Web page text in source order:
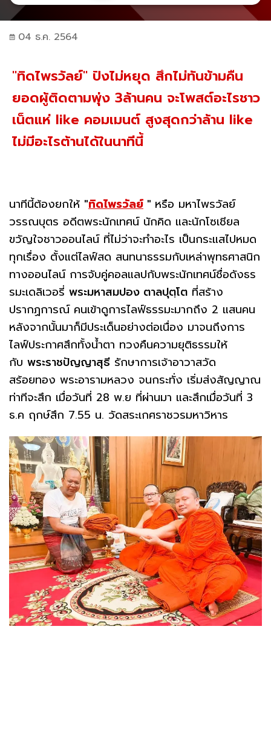
04 ธ.ค. 2564
"ทิดไพรวัลย์" ปังไม่หยุด สึกไม่ทันข้ามคืน
ยอดผู้ติดตามพุ่ง 3ล้านคน จะโพสต์อะไรชาว
เน็ตแห่ like คอมเมนต์ สูงสุดกว่าล้าน like
ไม่มีอะไรต้านได้ในนาทีนี้
นาทีนี้ต้องยกให้ "ทิดไพรวัลย์ " หรือ มหาไพรวัลย์
วรรณบุตร อดีตพระนักเทศน์ นักคิด และนักโซเชียล
ขวัญใจชาวออนไลน์ ที่ไม่ว่าจะทำอะไร เป็นกระแสไปหมด
ทุกเรื่อง ตั้งแต่ไลฟ์สด สนทนาธรรมกับเหล่าพุทธศาสนิก
ทางออนไลน์ การจับคู่คอลแลปกับพระนักเทศน์ชื่อดังธร
รมะเดลิเวอรี่ พระมหาสมปอง ตาลปุตฺโต ที่สร้าง
ปรากฏการณ์ คนเข้าดูการไลฟ์ธรรมะมากถึง 2 แสนคน
หลังจากนั้นมาก็มีประเด็นอย่างต่อเนื่อง มาจนถึงการ
ไลฟ์ประกาศสึกทั้งน้ำตา ทวงคืนความยุติธรรมให้
กับ พระราชปัญญาสุธี รักษาการเจ้าอาวาสวัด
สร้อยทอง พระอารามหลวง จนกระทั่ง เริ่มส่งสัญญาณ
ท่าทีจะสึก เมื่อวันที่ 28 พ.ย ที่ผ่านมา และสึกเมื่อวันที่ 3
ธ.ค ฤกษ์สึก 7.55 น. วัดสระเกศราชวรมหาวิหาร